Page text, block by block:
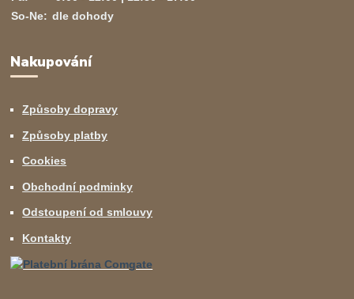
So-Ne: dle dohody
Nakupování
Způsoby dopravy
Způsoby platby
Cookies
Obchodní podminky
Odstoupení od smlouvy
Kontakty